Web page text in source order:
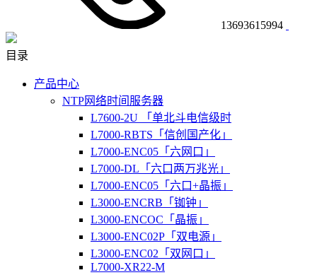
13693615994
目录
产品中心
NTP网络时间服务器
L7600-2U 「单北斗电信级时
L7000-RBTS「信创国产化」
L7000-ENC05「六网口」
L7000-DL「六口两万兆光」
L7000-ENC05「六口+晶振」
L3000-ENCRB「铷钟」
L3000-ENCOC「晶振」
L3000-ENC02P「双电源」
L3000-ENC02「双网口」
L7000-XR22-M